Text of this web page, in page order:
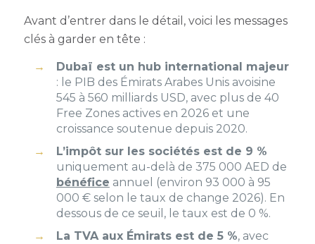
Avant d’entrer dans le détail, voici les messages
clés à garder en tête :
Dubaï est un hub international majeur
: le PIB des Émirats Arabes Unis avoisine
545 à 560 milliards USD, avec plus de 40
Free Zones actives en 2026 et une
croissance soutenue depuis 2020.
L’impôt sur les sociétés est de 9 %
uniquement au-delà de 375 000 AED de
bénéfice annuel (environ 93 000 à 95
000 € selon le taux de change 2026). En
dessous de ce seuil, le taux est de 0 %.
La TVA aux Émirats est de 5 %, avec